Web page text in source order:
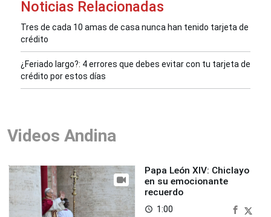
Noticias Relacionadas
Tres de cada 10 amas de casa nunca han tenido tarjeta de
crédito
¿Feriado largo?: 4 errores que debes evitar con tu tarjeta de
crédito por estos días
Videos Andina
Papa León XIV: Chiclayo
en su emocionante
recuerdo
access_time 1:00